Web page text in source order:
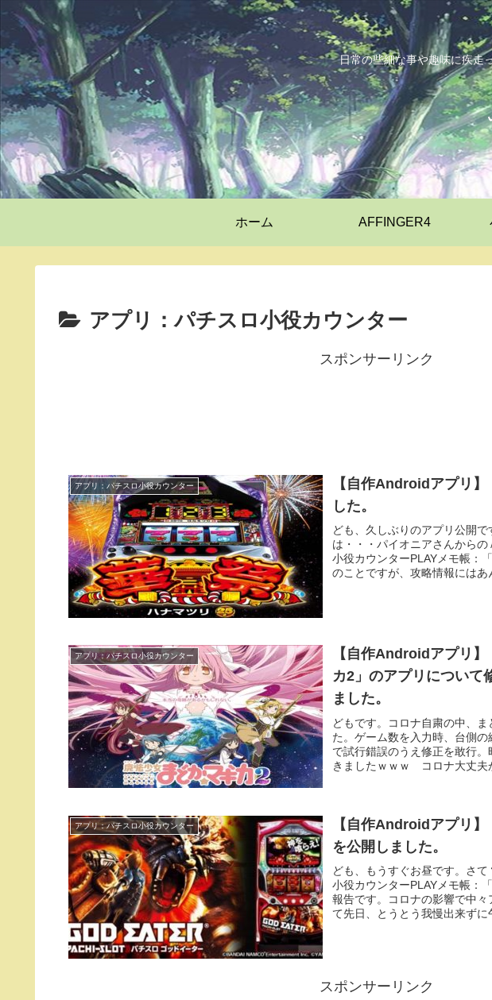
日常の些細な事や趣味に疾走
ホーム AFFINGER4
アプリ：パチスロ小役カウンター
スポンサーリンク
アプリ：パチスロ小役カウンター
【自作Androidアプリ
した。
ども、久しぶりのアプリ公開
は・・・パイオニアさんから
小役カウンターPLAYメモ帳：
のことですが、攻略情報には
アプリ：パチスロ小役カウンター
【自作Androidアプリ
カ2」のアプリについて
ました。
どもです。コロナ自粛の中、
た。ゲーム数を入力時、台側
で試行錯誤のうえ修正を敢行
きましたｗｗｗ コロナ大丈夫
アプリ：パチスロ小役カウンター
【自作Androidアプリ
を公開しました。
ども、もうすぐお昼です。さ
小役カウンターPLAYメモ帳：
報告です。コロナの影響で中
て先日、とうとう我慢出来ずに
スポンサーリンク